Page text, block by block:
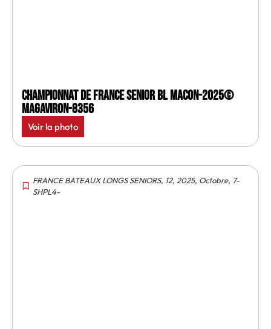
Championnat de France senior BL Macon-2025©
MagAviron-8356
Voir la photo
FRANCE BATEAUX LONGS SENIORS, 12, 2025, Octobre, 7-
SHPL4-